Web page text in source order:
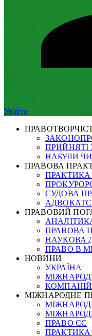
Увійти
ПРИЙНЯТІ
НАБУЛИ
ПРАВОВА
ПРАКТИКА
СУДОВА
ПРАВОВИЙ
ПРАВОВА
НАУКОВА
ПРАВО В
НОВИНИ
УКРАЇНА
КОМПАНІЙ
МІЖНАРОДНЕ
ПРАВО ЄС